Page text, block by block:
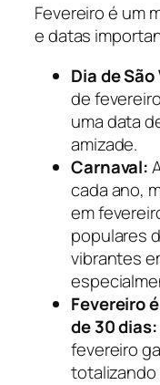
Fevereiro é um
e datas
Dia de
de
uma data
amizade.
Carnaval:
cada ano,
em
populares
vibrantes
Fevereiro
de 30 dias:
fevereiro
totalizando